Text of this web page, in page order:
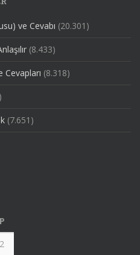
ve Cevabı (20.301)
(8.433)
Cevapları (8.318)
(7.651)
P
2